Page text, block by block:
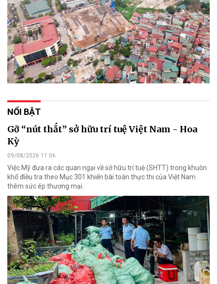
NỔI BẬT
Gỡ “nút thắt” sở hữu trí tuệ Việt Nam - Hoa
Kỳ
09/08/2026 11:06
Việc Mỹ đưa ra các quan ngại về sở hữu trí tuệ (SHTT) trong khuôn
khổ điều tra theo Mục 301 khiến bài toán thực thi của Việt Nam
thêm sức ép thương mại.